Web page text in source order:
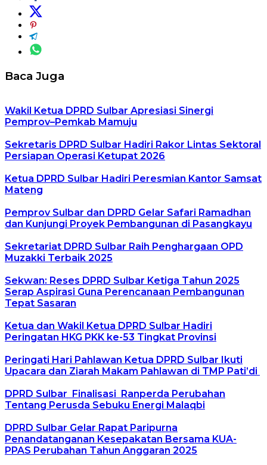
Baca Juga
Wakil Ketua DPRD Sulbar Apresiasi Sinergi
Pemprov–Pemkab Mamuju
Sekretaris DPRD Sulbar Hadiri Rakor Lintas Sektoral
Persiapan Operasi Ketupat 2026
Ketua DPRD Sulbar Hadiri Peresmian Kantor Samsat
Mateng
Pemprov Sulbar dan DPRD Gelar Safari Ramadhan
dan Kunjungi Proyek Pembangunan di Pasangkayu
Sekretariat DPRD Sulbar Raih Penghargaan OPD
Muzakki Terbaik 2025
Sekwan: Reses DPRD Sulbar Ketiga Tahun 2025
Serap Aspirasi Guna Perencanaan Pembangunan
Tepat Sasaran
Ketua dan Wakil Ketua DPRD Sulbar Hadiri
Peringatan HKG PKK ke-53 Tingkat Provinsi
Peringati Hari Pahlawan Ketua DPRD Sulbar Ikuti
Upacara dan Ziarah Makam Pahlawan di TMP Pati’di
DPRD Sulbar Finalisasi Ranperda Perubahan
Tentang Perusda Sebuku Energi Malaqbi
DPRD Sulbar Gelar Rapat Paripurna
Penandatanganan Kesepakatan Bersama KUA-
PPAS Perubahan Tahun Anggaran 2025